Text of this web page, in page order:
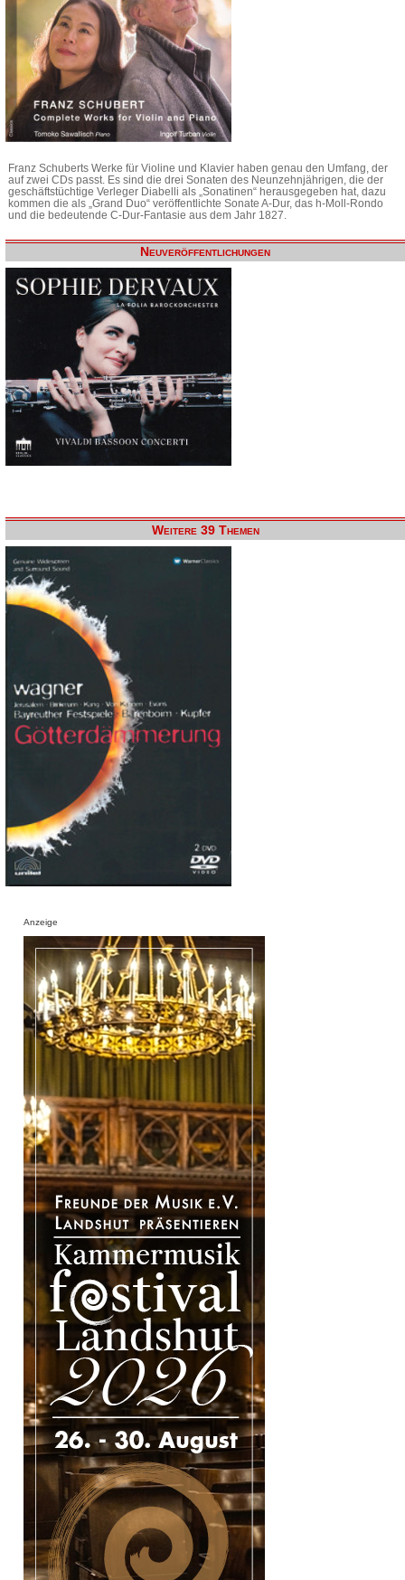
Franz Schuberts Werke für Violine und Klavier haben genau den Umfang, der
auf zwei CDs passt. Es sind die drei Sonaten des Neunzehnjährigen, die der
geschäftstüchtige Verleger Diabelli als „Sonatinen“ herausgegeben hat, dazu
kommen die als „Grand Duo“ veröffentlichte Sonate A-Dur, das h-Moll-Rondo
und die bedeutende C-Dur-Fantasie aus dem Jahr 1827.
Neuveröffentlichungen
Weitere 39 Themen
Anzeige